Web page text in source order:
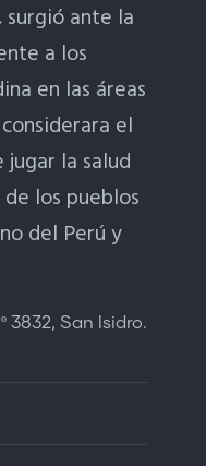
surgió ante la
a los
en las áreas
el
la salud
los pueblos
del Perú y
3832, San Isidro.